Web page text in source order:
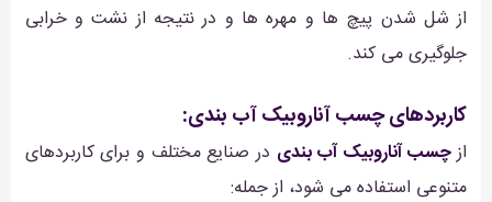
از شل شدن پیچ ها و مهره ها و در نتیجه از نشت و خرابی
جلوگیری می کند.
کاربردهای چسب آناروبیک آب بندی:
ازچسب آناروبیک آب بندی در صنایع مختلف و برای کاربردهای
متنوعی استفاده می شود، از جمله: